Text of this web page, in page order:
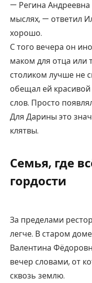
— Регина
мыслях, — ответил
хорошо.
С того вечера он
маком для отца или
столиком лучше не
обещал ей
слов. Просто
Для Дарины это
клятвы.
Семья, где
гордости
За пределами
легче. В старом
Валентина
вечер словами, от
сквозь землю.